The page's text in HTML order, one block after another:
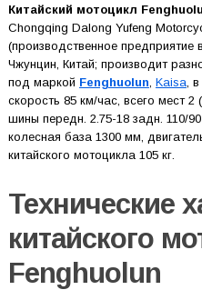
Китайский мотоцикл
Chongqing Dalong Yufeng
(производственное предприятие
Чжунцин, Китай; производит
под маркой Fenghuolun Kaisa ,
скорость 85 км/час, всего мест 2
шины передн. 2.75-18 задн. 110/
колесная база 1300 мм,
китайского мотоцикла 105 кг.
Технические
китайского
Fenghuolun